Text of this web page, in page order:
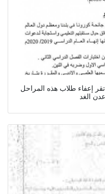
إعفاء طلاب هذه المراحل
الغد